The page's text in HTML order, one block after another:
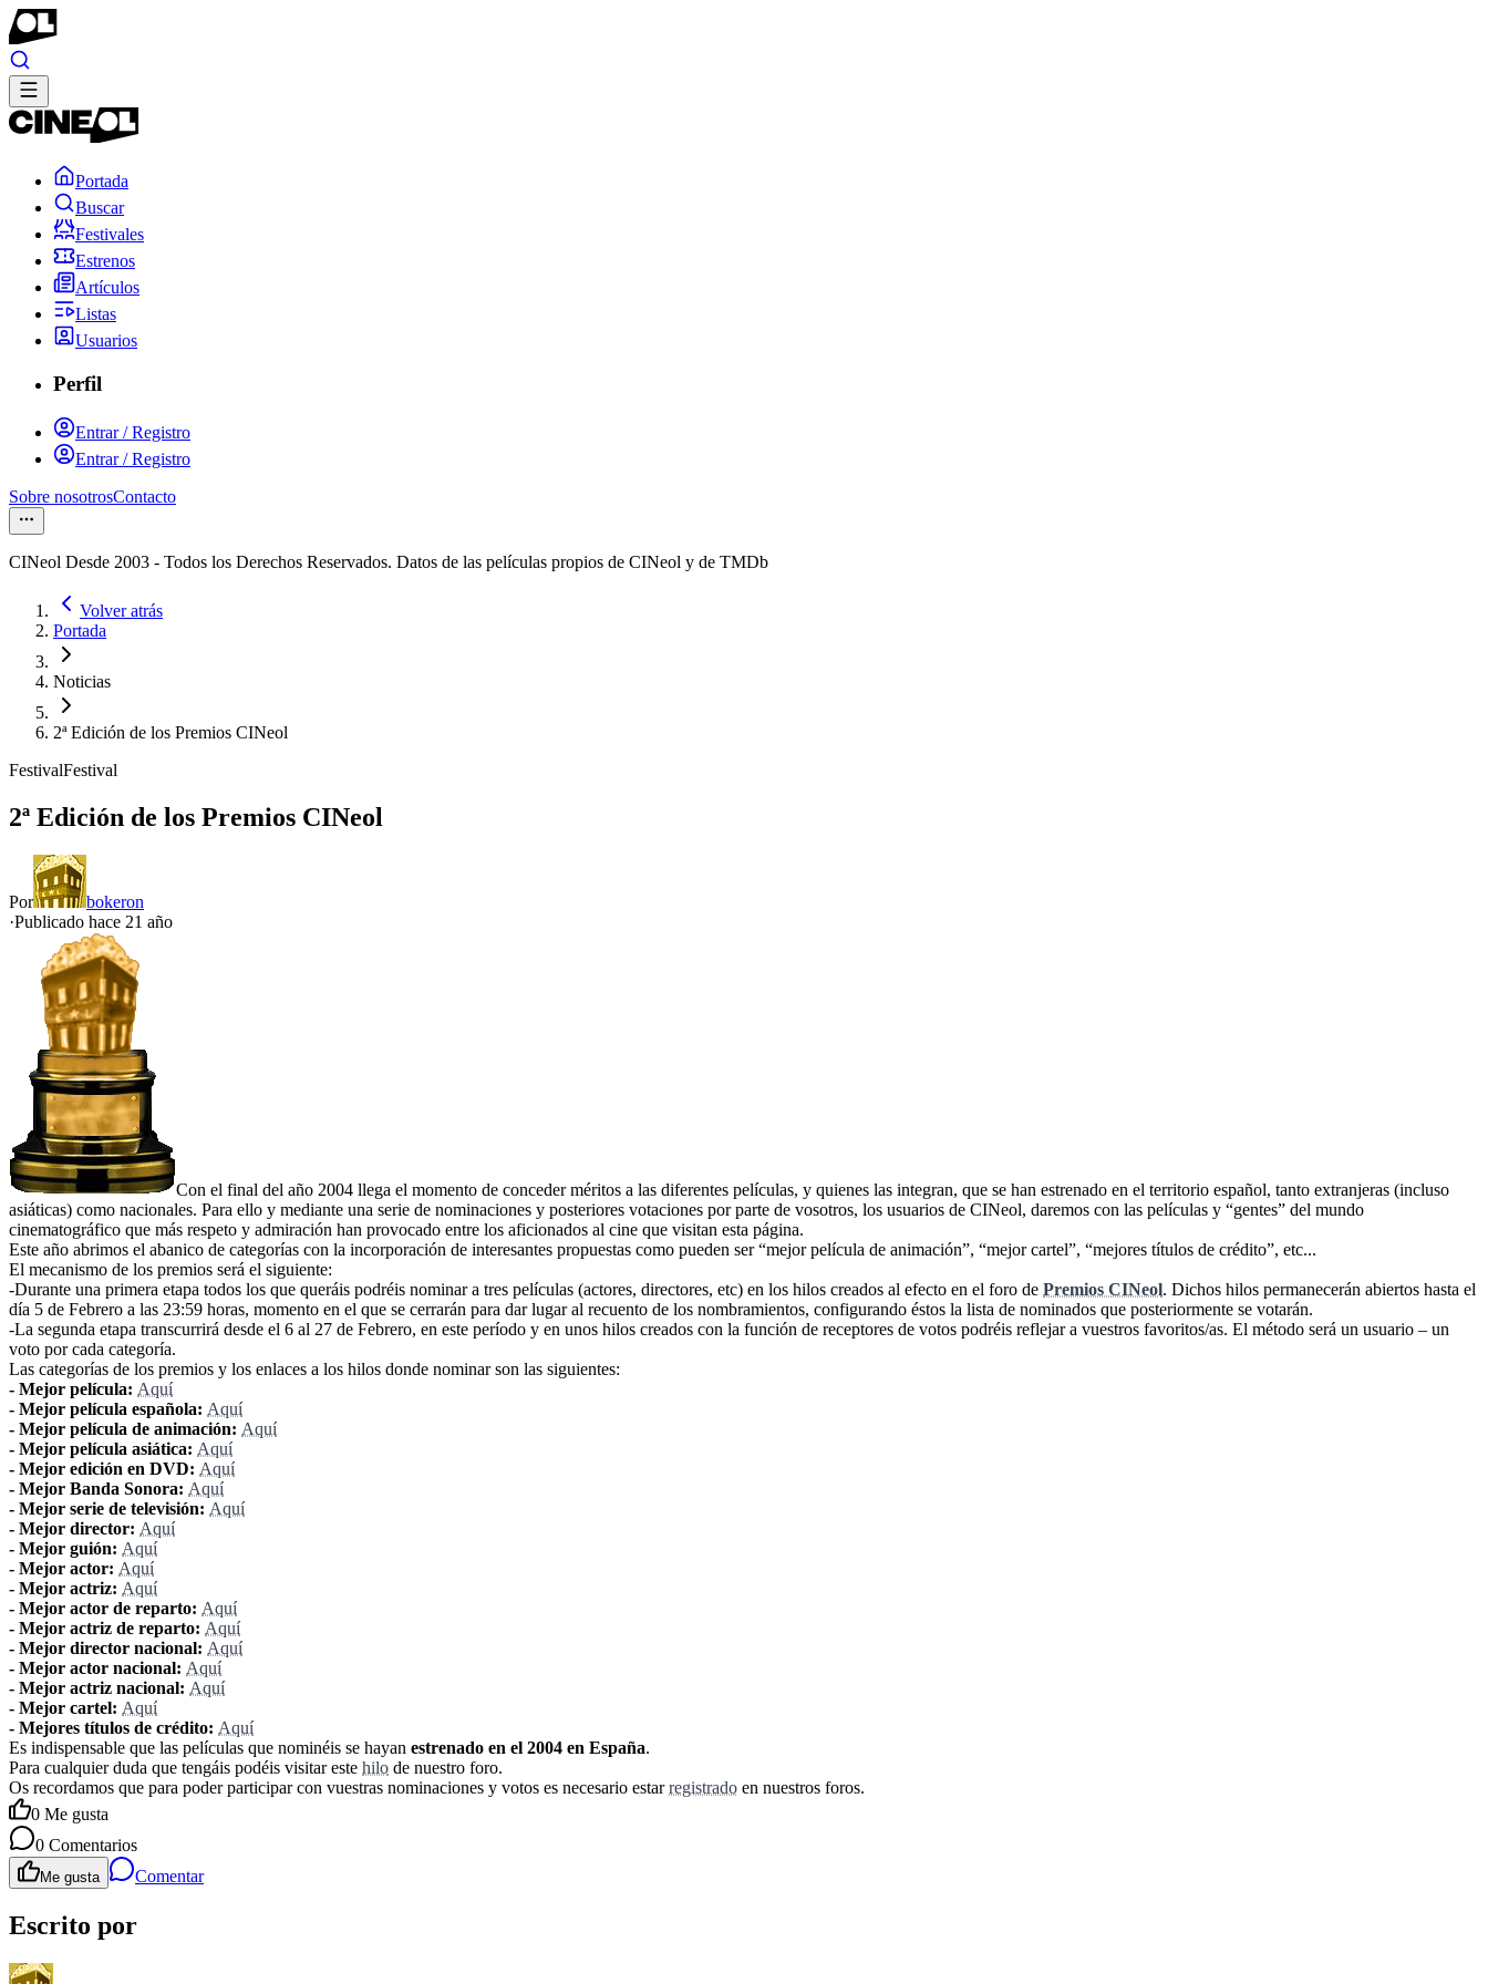
Portada
Buscar
Festivales
Estrenos
Artículos
Listas
Usuarios
Perfil
Entrar / Registro
Entrar / Registro
Sobre nosotrosContacto
CINeol Desde 2003 - Todos los Derechos Reservados. Datos de las películas propios de CINeol y de TMDb
Volver atrás
Portada
Noticias
2ª Edición de los Premios CINeol
FestivalFestival
2ª Edición de los Premios CINeol
Por
bokeron
·Publicado hace 21 año
Con el final del año 2004 llega el momento de conceder méritos a las diferentes películas, y quienes las integran, que se han estrenado en el territorio español, tanto extranjeras (incluso
asiáticas) como nacionales. Para ello y mediante una serie de nominaciones y posteriores votaciones por parte de vosotros, los usuarios de CINeol, daremos con las películas y “gentes” del mundo
cinematográfico que más respeto y admiración han provocado entre los aficionados al cine que visitan esta página.
Este año abrimos el abanico de categorías con la incorporación de interesantes propuestas como pueden ser “mejor película de animación”, “mejor cartel”, “mejores títulos de crédito”, etc...
El mecanismo de los premios será el siguiente:
-Durante una primera etapa todos los que queráis podréis nominar a tres películas (actores, directores, etc) en los hilos creados al efecto en el foro de Premios CINeol. Dichos hilos permanecerán abiertos hasta el
día 5 de Febrero a las 23:59 horas, momento en el que se cerrarán para dar lugar al recuento de los nombramientos, configurando éstos la lista de nominados que posteriormente se votarán.
-La segunda etapa transcurrirá desde el 6 al 27 de Febrero, en este período y en unos hilos creados con la función de receptores de votos podréis reflejar a vuestros favoritos/as. El método será un usuario – un
voto por cada categoría.
Las categorías de los premios y los enlaces a los hilos donde nominar son las siguientes:
- Mejor película: Aquí
- Mejor película española: Aquí
- Mejor película de animación: Aquí
- Mejor película asiática: Aquí
- Mejor edición en DVD: Aquí
- Mejor Banda Sonora: Aquí
- Mejor serie de televisión: Aquí
- Mejor director: Aquí
- Mejor guión: Aquí
- Mejor actor: Aquí
- Mejor actriz: Aquí
- Mejor actor de reparto: Aquí
- Mejor actriz de reparto: Aquí
- Mejor director nacional: Aquí
- Mejor actor nacional: Aquí
- Mejor actriz nacional: Aquí
- Mejor cartel: Aquí
- Mejores títulos de crédito: Aquí
Es indispensable que las películas que nominéis se hayan estrenado en el 2004 en España.
Para cualquier duda que tengáis podéis visitar este hilo de nuestro foro.
Os recordamos que para poder participar con vuestras nominaciones y votos es necesario estarregistrado en nuestros foros.
0 Me gusta
0 Comentarios
Me gusta Comentar
Escrito por